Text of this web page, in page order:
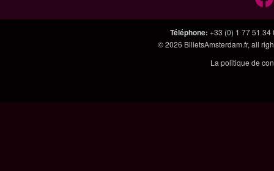
Téléphone: +33 (0) 1 77 51 34
© 2026 BilletsAmsterdam.fr, all
La politique de